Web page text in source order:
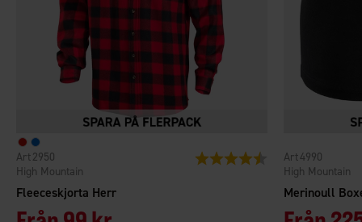
Fleeceskjorta Herr
High Mountain
2950 Betyg: 4.5 utav 5 stjärnor
Merinoull
High Mountain
4990